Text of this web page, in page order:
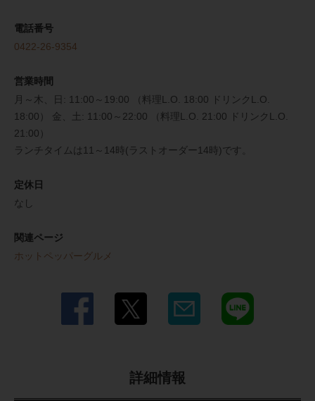
電話番号
0422-26-9354
営業時間
月～木、日: 11:00～19:00 （料理L.O. 18:00 ドリンクL.O.
18:00） 金、土: 11:00～22:00 （料理L.O. 21:00 ドリンクL.O.
21:00）
ランチタイムは11～14時(ラストオーダー14時)です。
定休日
なし
関連ページ
ホットペッパーグルメ
詳細情報